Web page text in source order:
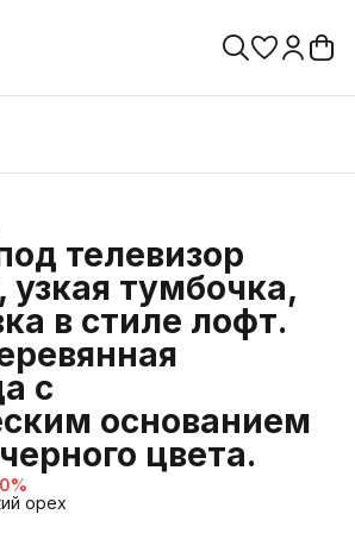
телевизор
узкая тумбочка,
в стиле лофт.
с
основанием
цвета.
%
орех